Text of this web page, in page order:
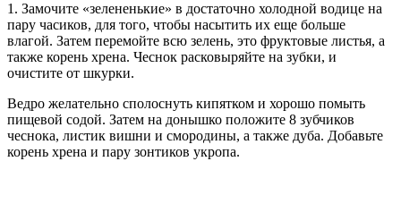
1. Замочите «зелененькие» в достаточно холодной водице на
пару часиков, для того, чтобы насытить их еще больше
влагой. Затем перемойте всю зелень, это фруктовые листья, а
также корень хрена. Чеснок расковыряйте на зубки, и
очистите от шкурки.
Ведро желательно сполоснуть кипятком и хорошо помыть
пищевой содой. Затем на донышко положите 8 зубчиков
чеснока, листик вишни и смородины, а также дуба. Добавьте
корень хрена и пару зонтиков укропа.